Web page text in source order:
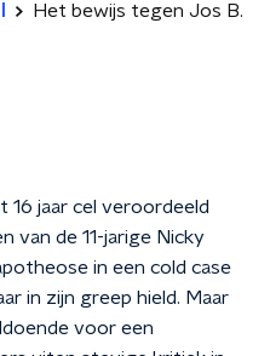
Het bewijs tegen Jos B.
16 jaar cel veroordeeld
van de 11-jarige Nicky
in een cold case
in zijn greep hield. Maar
voor een